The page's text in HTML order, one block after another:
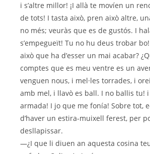
i s’altre millor! ¡I allà te movíen un
de tots! I tasta això, pren això altre,
no més; veuràs que es de gustós. I
s’empegueït! Tu no hu deus trobar
això que ha d’esser un mai acabar?
comptes que es meu ventre es un
venguen nous, i mel·les torrades, i
amb mel, i llavò es ball. I no ballis tu!
armada! I jo que me fonía! Sobre tot,
d’haver un estira-muixell ferest, per
desllapissar.
—¿I que li diuen an aquesta cosina